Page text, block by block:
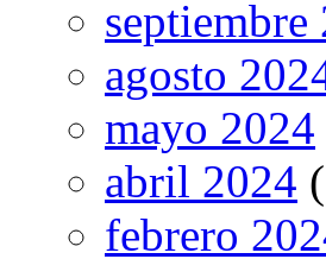
septiembre
agosto
mayo 2024
abril 2024
febrero